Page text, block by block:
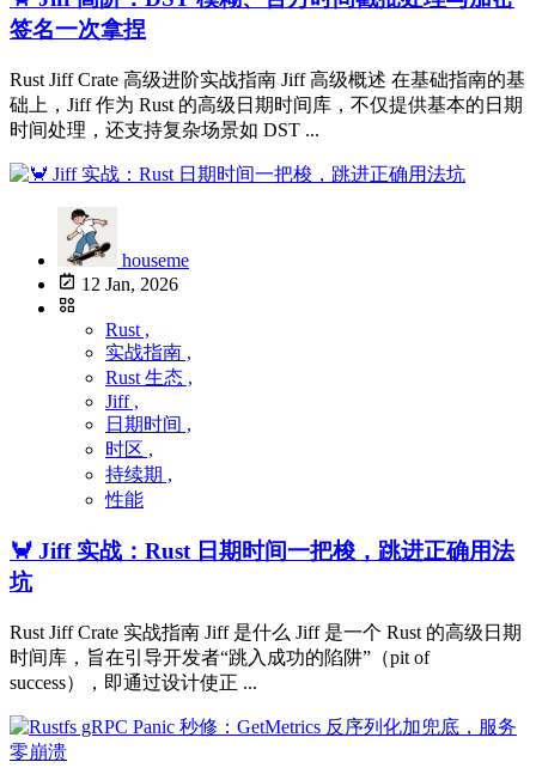
签名一次拿捏
Rust Jiff Crate 高级进阶实战指南 Jiff 高级概述 在基础指南的基
础上，Jiff 作为 Rust 的高级日期时间库，不仅提供基本的日期
时间处理，还支持复杂场景如 DST ...
houseme
12 Jan, 2026
Rust ,
实战指南 ,
Rust 生态 ,
Jiff ,
日期时间 ,
时区 ,
持续期 ,
性能
🦀 Jiff 实战：Rust 日期时间一把梭，跳进正确用法
坑
Rust Jiff Crate 实战指南 Jiff 是什么 Jiff 是一个 Rust 的高级日期
时间库，旨在引导开发者“跳入成功的陷阱”（pit of
success），即通过设计使正 ...